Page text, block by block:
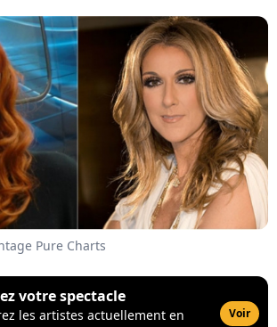
Pure Charts
votre spectacle
les artistes actuellement en
Voir